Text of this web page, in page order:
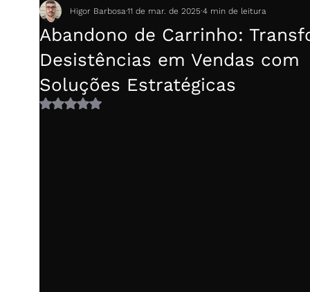
Abandono de Carrinho:
Desistências em Vendas com
Soluções Estratégicas
Higor Barbosa11 de mar. de 2025 4 min de leitura
Avaliado com NaN de 5 estrelas.